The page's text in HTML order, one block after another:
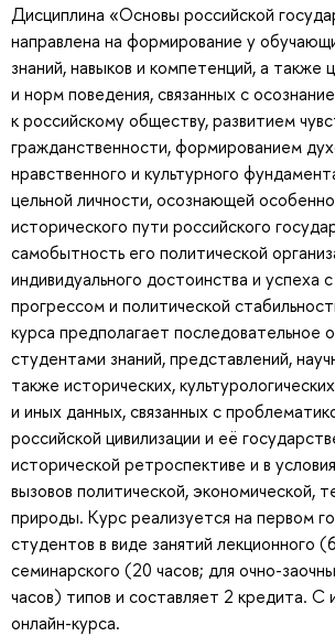
Дисциплина «Основы российской
направлена на формирование у
знаний, навыков и компетенций, а также
и норм поведения, связанных с
к российскому обществу, развитием
гражданственности, формированием
нравственного и культурного
цельной личности, осознающей
исторического пути российского
самобытность его политической
индивидуального достоинства и успеха
прогрессом и политической
курса предполагает последовательное
студентами знаний, представлений,
также исторических,
и иных данных, связанных с
российской цивилизации и её
исторической ретроспективе и в
вызовов политической, экономической,
природы. Курс реализуется на первом
студентов в виде занятий лекционного
семинарского (20 часов; для очно-
часов) типов и составляет 2 кредита. С
онлайн-курса.